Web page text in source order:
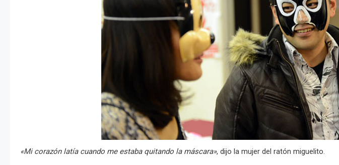
«Mi corazón latía cuando me estaba quitando la máscara», dijo la mujer del ratón miguelito.